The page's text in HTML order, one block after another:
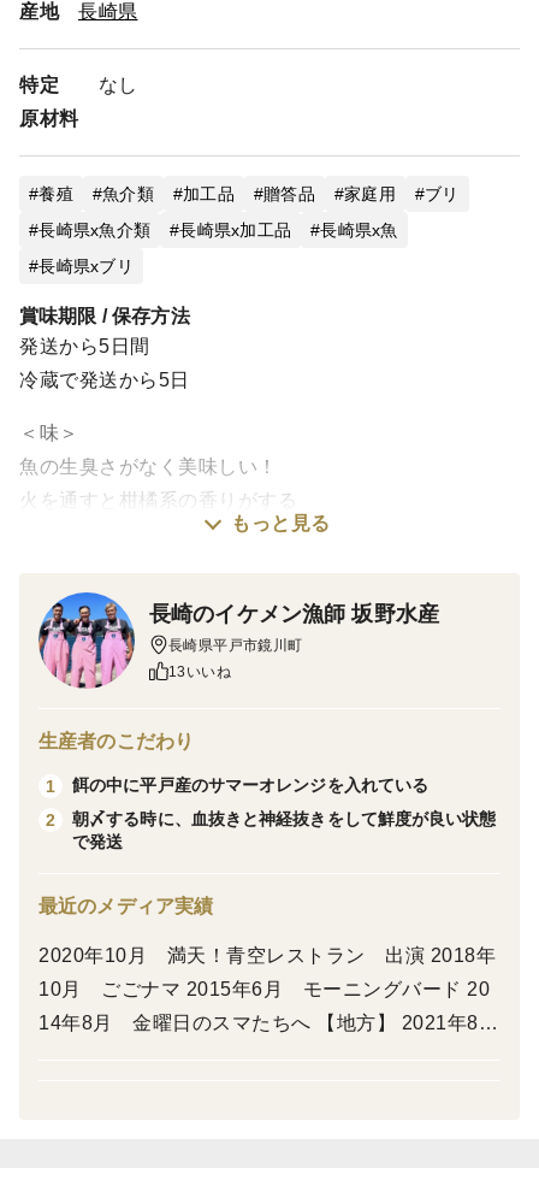
産地 長崎県
特定
原材料
なし
養殖 魚介類 加工品 贈答品 家庭用
ブリ
長崎県x魚介類
長崎県x加工品
長崎県x魚
長崎県xブリ
賞味期限 / 保存方法
発送から5日間
冷蔵で発送から5日
＜味＞
魚の生臭さがなく美味しい！
火を通すと柑橘系の香りがする
餌は国産の脂ののった餌を使い、餌の中に平戸産の
サマーオレンジ『平戸夏香』を混ぜ入れて育てている。
沖は対馬海流の流れがある自然豊かな平戸の海で
＜品種など＞
もっと見る
長崎のイケメン漁師 坂野水産
長崎県平戸市鏡川町
13いいね
生産者のこだわり
1
餌の中に平戸産のサマーオレンジを入れている
2
朝〆する時に、血抜きと神経抜きをして鮮度が良い状態
で発送
最近のメディア実績
2020年10月 満天！青空レストラン 出演 2018年
10月 ごごナマ 2015年6月 モーニングバード 20
14年8月 金曜日のスマたちへ 【地方】 2021年8